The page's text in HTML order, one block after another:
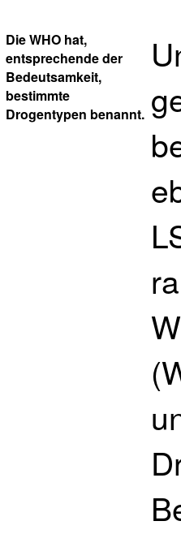
Die WHO hat,
entsprechende der
Bedeutsamkeit,
bestimmte
Drogentypen benannt.